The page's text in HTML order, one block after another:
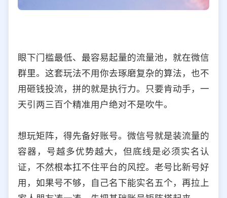
眼下门槛最低、最容易起量的流量池，就在微信
群里。这套玩法不用你去琢磨复杂的算法，也不
用砸钱投流，拼的就是执行力。只要肯动手，一
天引两三百个精准用户绝对不是吹牛。
想玩矩阵，得先备好账号。微信号就是装流量的
容器，号越多优势越大，但底线是必须实名认
证，不然根本扛不住平台的风控。老号比新号好
用，如果号不够，自己名下能实名五个，再拉上